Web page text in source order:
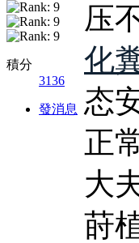
積分
3136
發消息
压
化
态
正
大
莳